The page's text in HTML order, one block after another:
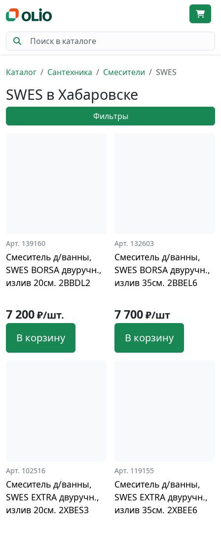
Каталог Сантехника Смесители SWES
SWES в Хабаровске
Фильтры
Арт. 139160
Смеситель д/ванны,
SWES BORSA двуручн.,
излив 20см. 2BBDL2
7 200₽/шт.
В корзину
Арт. 132603
Смеситель д/ванны,
SWES BORSA двуручн.,
излив 35см. 2BBEL6
7 700₽/шт
В корзину
Арт. 102516
Смеситель д/ванны,
SWES EXTRA двуручн.,
излив 20см. 2XBES3
Арт. 119155
Смеситель д/ванны,
SWES EXTRA двуручн.,
излив 35см. 2XBEE6